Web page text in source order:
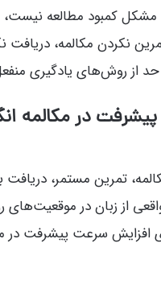
مشکل کمبود مطالعه
نکردن مکالمه، دریافت
حد از روش‌های یادگیری
پیشرفت در مکالمه
تمرین مستمر، دریافت
از زبان در موقعیت‌های
افزایش سرعت پیشرفت در